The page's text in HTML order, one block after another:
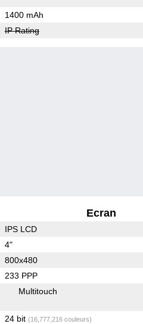
1400 mAh
IP Rating
Ecran
IPS LCD
4"
800x480
233 PPP
Multitouch
24 bit (16,777,216 couleurs)